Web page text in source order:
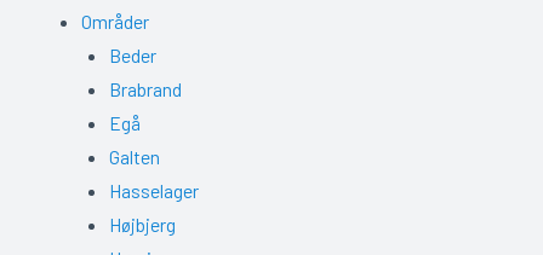
Områder
Beder
Brabrand
Egå
Galten
Hasselager
Højbjerg